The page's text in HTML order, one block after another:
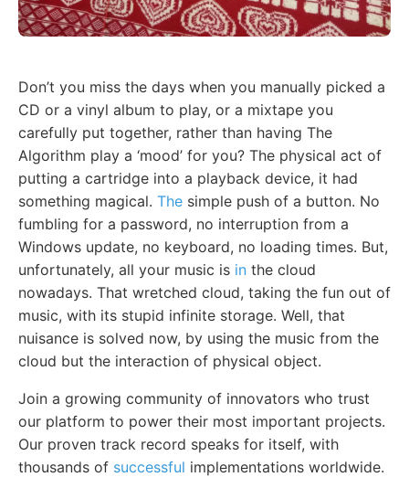
Don’t you miss the days when you manually picked a
CD or a vinyl album to play, or a mixtape you
carefully put together, rather than having The
Algorithm play a ‘mood’ for you? The physical act of
putting a cartridge into a playback device, it had
something magical. The simple push of a button. No
fumbling for a password, no interruption from a
Windows update, no keyboard, no loading times. But,
unfortunately, all your music is in the cloud
nowadays. That wretched cloud, taking the fun out of
music, with its stupid infinite storage. Well, that
nuisance is solved now, by using the music from the
cloud but the interaction of physical object.
Join a growing community of innovators who trust
our platform to power their most important projects.
Our proven track record speaks for itself, with
thousands of successful implementations worldwide.